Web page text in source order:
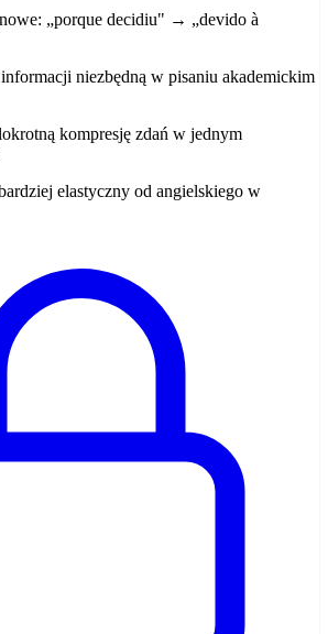
„porque decidiu" → „devido à
niezbędną w pisaniu akademickim
kompresję zdań w jednym
elastyczny od angielskiego w